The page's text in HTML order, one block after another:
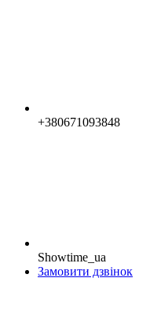
+380671093848
Showtime_ua
Замовити дзвінок